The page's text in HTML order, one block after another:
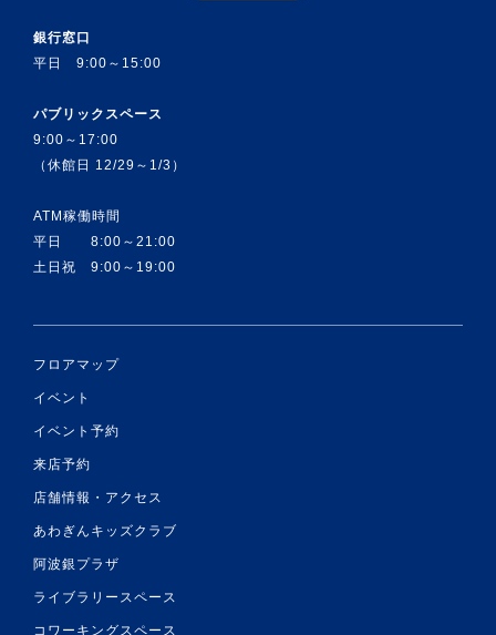
銀行窓口
平日 9:00～15:00
パブリックスペース
9:00～17:00
（休館日 12/29～1/3）
ATM稼働時間
平日 8:00～21:00
土日祝 9:00～19:00
フロアマップ
イベント
イベント予約
来店予約
店舗情報・アクセス
あわぎんキッズクラブ
阿波銀プラザ
ライブラリースペース
コワーキングスペース